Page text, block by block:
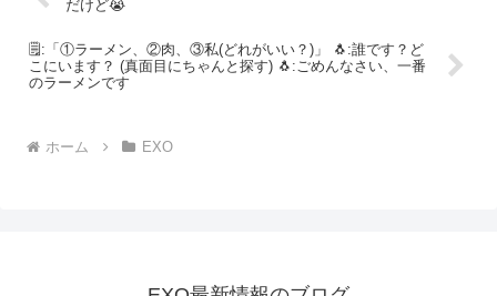
だけど😭
🗒:「①ラーメン、②肉、③私(どれがいい？)」 🐧:誰です？ど
こにいます？ (真面目にちゃんと探す) 🐧:ごめんなさい、一番
のラーメンです
ホーム EXO